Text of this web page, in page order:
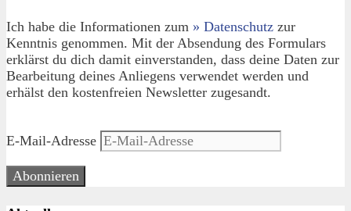
Ich habe die Informationen zum » Datenschutz zur
Kenntnis genommen. Mit der Absendung des Formulars
erklärst du dich damit einverstanden, dass deine Daten zur
Bearbeitung deines Anliegens verwendet werden und
erhälst den kostenfreien Newsletter zugesandt.
E-Mail-Adresse
Abonnieren